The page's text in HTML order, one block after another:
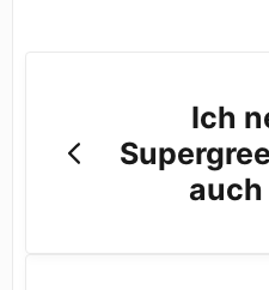
Ich
auch